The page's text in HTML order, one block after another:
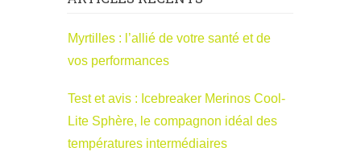
Myrtilles : l’allié de votre santé et de
vos performances
Test et avis : Icebreaker Merinos Cool-
Lite Sphère, le compagnon idéal des
températures intermédiaires